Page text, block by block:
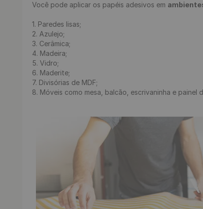
Você pode aplicar os papéis adesivos em
1. Paredes lisas;
2. Azulejo;
3. Cerâmica;
4. Madeira;
5. Vidro;
6. Maderite;
7. Divisórias de MDF;
8. Móveis como mesa, balcão, escrivaninha e painel